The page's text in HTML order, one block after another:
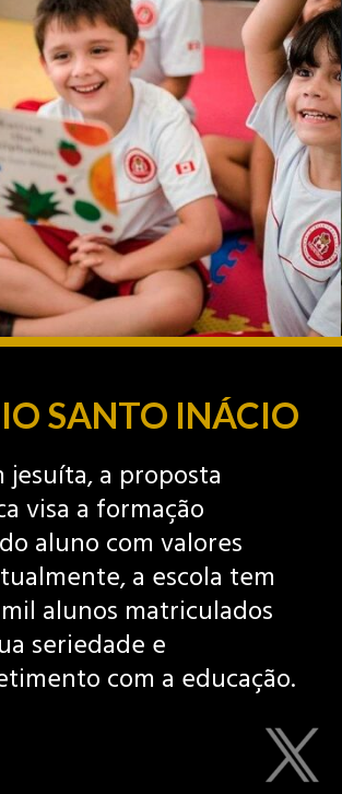
SANTO INÁCIO
jesuíta, a proposta
visa a formação
aluno com valores
a escola tem
alunos matriculados
seriedade e
com a educação.